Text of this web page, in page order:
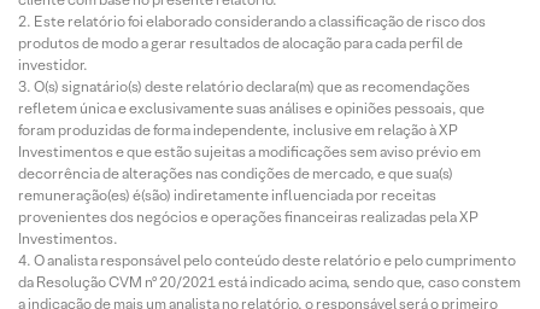
Este relatório foi elaborado considerando a classificação de risco dos
produtos de modo a gerar resultados de alocação para cada perfil de
investidor.
O(s) signatário(s) deste relatório declara(m) que as recomendações
refletem única e exclusivamente suas análises e opiniões pessoais, que
foram produzidas de forma independente, inclusive em relação à XP
Investimentos e que estão sujeitas a modificações sem aviso prévio em
decorrência de alterações nas condições de mercado, e que sua(s)
remuneração(es) é(são) indiretamente influenciada por receitas
provenientes dos negócios e operações financeiras realizadas pela XP
Investimentos.
O analista responsável pelo conteúdo deste relatório e pelo cumprimento
da Resolução CVM nº 20/2021 está indicado acima, sendo que, caso constem
a indicação de mais um analista no relatório, o responsável será o primeiro